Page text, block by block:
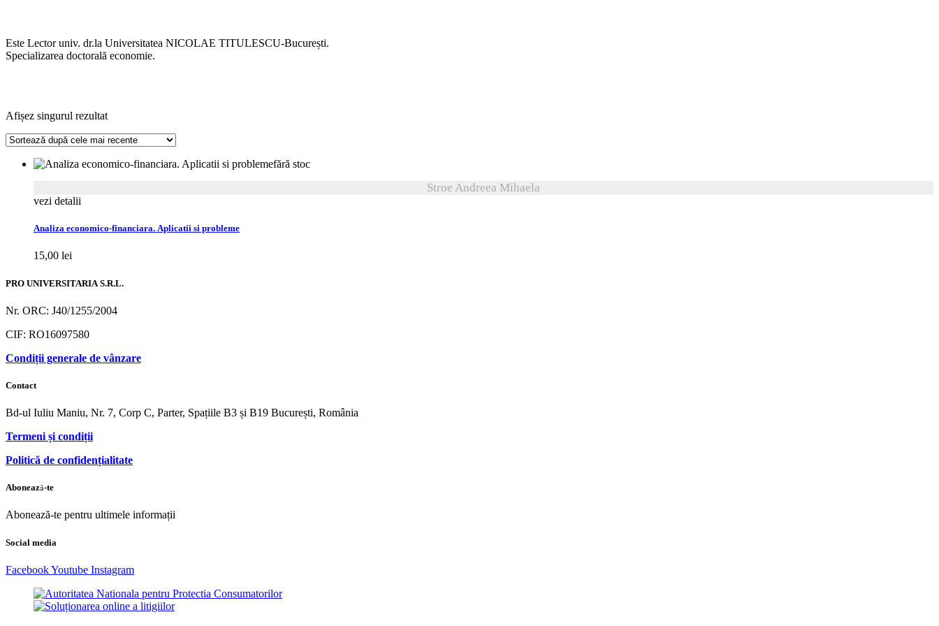
Este Lector univ. dr.la Universitatea NICOLAE TITULESCU-București.
Specializarea doctorală economie.
Afișez singurul rezultat
fără stoc
Stroe Andreea Mihaela
vezi detalii
Analiza economico-financiara. Aplicatii si probleme
15,00 lei
PRO UNIVERSITARIA S.R.L.
Nr. ORC: J40/1255/2004
CIF: RO16097580
Condiții generale de vânzare
Contact
Bd-ul Iuliu Maniu, Nr. 7, Corp C, Parter, Spațiile B3 și B19 București, România
Termeni și condiții
Politică de confidențialitate
Abonează-te
Abonează-te pentru ultimele informații
Social media
FacebookYoutube Instagram